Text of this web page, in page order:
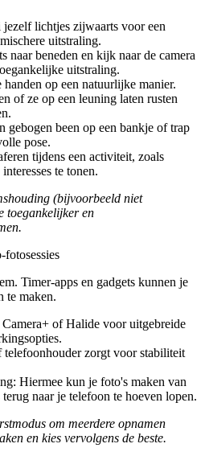
jezelf lichtjes zijwaarts voor een
uitstraling.
naar beneden en kijk naar de camera
uitstraling.
op een natuurlijke manier.
of ze op een leuning laten rusten
gebogen been op een bankje of trap
pose.
tijdens een activiteit, zoals
te tonen.
(bijvoorbeeld niet
toegankelijker en
Timer-apps en gadgets kunnen je
te maken.
of Halide voor uitgebreide
telefoonhouder zorgt voor stabiliteit
Hiermee kun je foto's maken van
terug naar je telefoon te hoeven lopen.
om meerdere opnamen
en kies vervolgens de beste.